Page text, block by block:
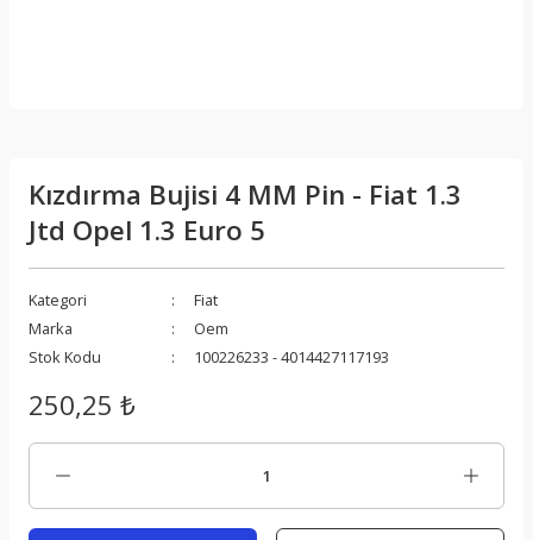
Kızdırma Bujisi 4 MM Pin - Fiat 1.3
Jtd Opel 1.3 Euro 5
Kategori
Fiat
Marka
Oem
Stok Kodu
100226233 - 4014427117193
250,25 ₺